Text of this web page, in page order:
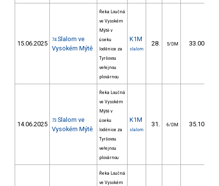
15.06.2025 74 Slalom ve
Vysokém Mýtě
Řeka Loučná
ve Vysokém
Mýtě v
úseku
loděnice za
Tyršovou
veřejnou
plovárnou
K1M
slalom
28. 5/DM 33.00
14.06.2025 73 Slalom ve
Vysokém Mýtě
Řeka Loučná
ve Vysokém
Mýtě v
úseku
loděnice za
Tyršovou
veřejnou
plovárnou
K1M
slalom
31. 6/DM 35.10
Řeka Loučná
ve Vysokém